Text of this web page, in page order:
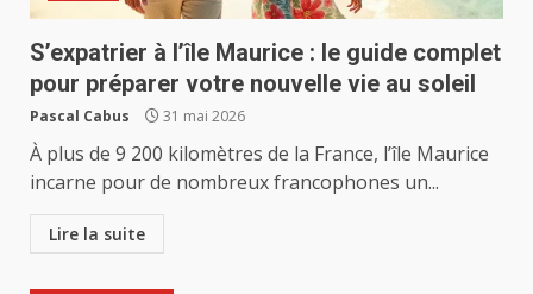
S’expatrier à l’île Maurice : le guide complet
pour préparer votre nouvelle vie au soleil
Pascal Cabus 31 mai 2026
À plus de 9 200 kilomètres de la France, l’île Maurice
incarne pour de nombreux francophones un...
Lire la suite